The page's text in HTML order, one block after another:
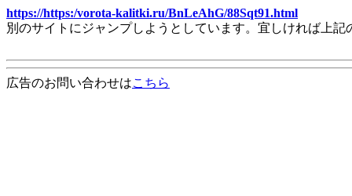
https://https:/vorota-kalitki.ru/BnLeAhG/88Sqt91.html
別のサイトにジャンプしようとしています。宜しければ上
広告のお問い合わせはこちら